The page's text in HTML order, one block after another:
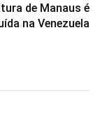
de Manaus é
na Venezuela